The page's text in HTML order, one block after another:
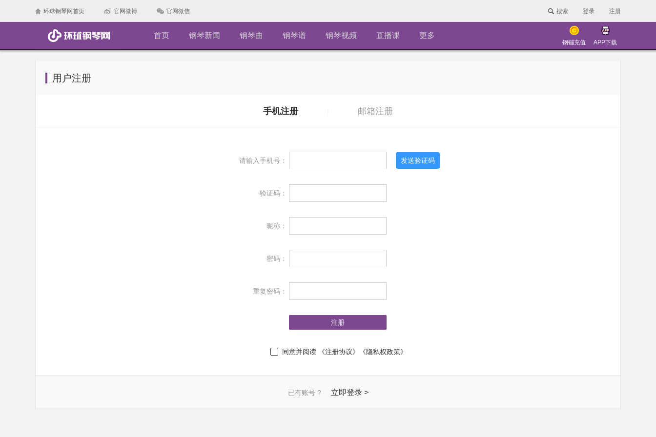
环球钢琴网首页 官网微博 官网微信 搜索 登录 注册
首页 钢琴新闻 钢琴曲 钢琴谱 钢琴视频 直播课 更多
钢镚充值 APP下载
用户注册
手机注册 邮箱注册
请输入手机号：
验证码：
昵称：
密码：
重复密码：
同意并阅读 《注册协议》 《隐私权政策》
已有账号 ? 立即登录 >